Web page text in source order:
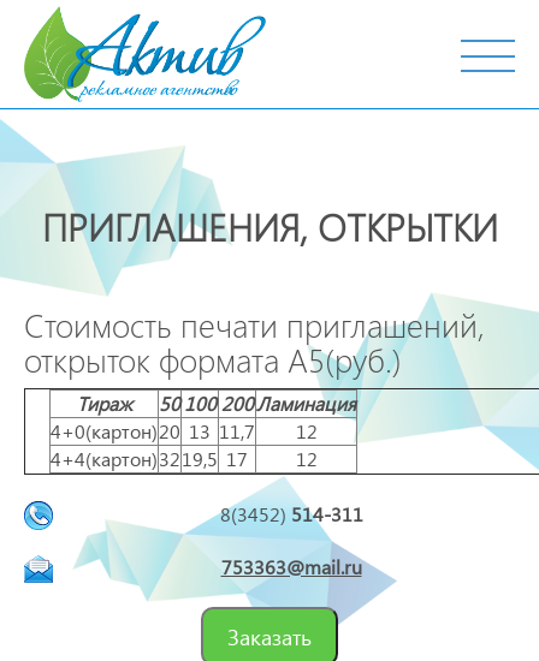
г. Тобольск, ул. Октябрьская, 19
ПРИГЛАШЕНИЯ, ОТКРЫТКИ
Стоимость печати приглашений,
открыток формата А5(руб.)
Тираж 50100 200Ламинация
4+0(картон)20 13 11,7
12
4+4(картон)3219,5 17 12
8(3452) 514-311
753363@mail.ru
Заказать